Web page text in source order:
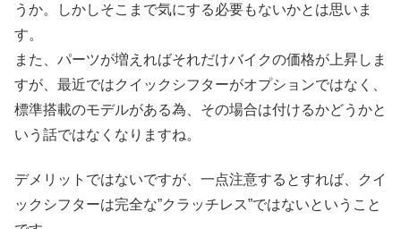
うか。しかしそこまで気にする必要もないかとは思いま
す。
また、パーツが増えればそれだけバイクの価格が上昇しま
すが、最近ではクイックシフターがオプションではなく、
標準搭載のモデルがある為、その場合は付けるかどうかと
いう話ではなくなりますね。
デメリットではないですが、一点注意するとすれば、クイ
ックシフターは完全な”クラッチレス”ではないということ